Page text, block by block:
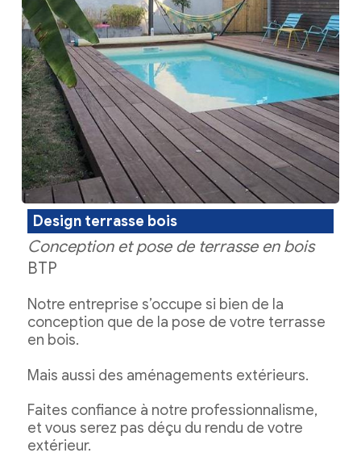
Design terrasse bois
Conception et pose de terrasse en bois
BTP
Notre entreprise s’occupe si bien de la
conception que de la pose de votre terrasse
en bois.
Mais aussi des aménagements extérieurs.
Faites confiance à notre professionnalisme,
et vous serez pas déçu du rendu de votre
extérieur.